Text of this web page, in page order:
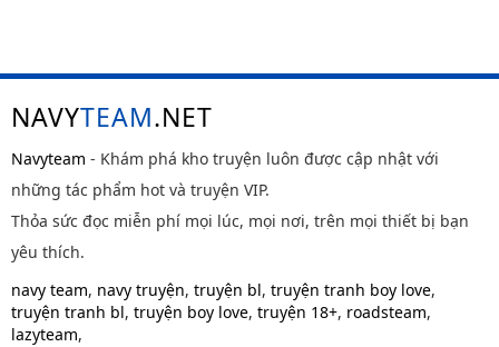
NAVYTEAM.NET
Navyteam - Khám phá kho truyện luôn được cập nhật với
những tác phẩm hot và truyện VIP.
Thỏa sức đọc miễn phí mọi lúc, mọi nơi, trên mọi thiết bị bạn
yêu thích.
navy team, navy truyện, truyện bl, truyện tranh boy love,
truyện tranh bl, truyện boy love, truyện 18+, roadsteam,
lazyteam,